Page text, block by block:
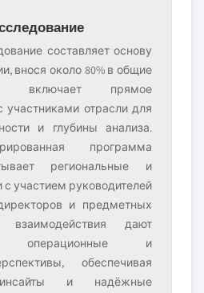
составляет основу
внося около 80% в общие
включает прямое
участниками отрасли для
и глубины анализа.
программа
региональные и
участием руководителей
и предметных
взаимодействия дают
операционные и
обеспечивая
инсайты и надёжные